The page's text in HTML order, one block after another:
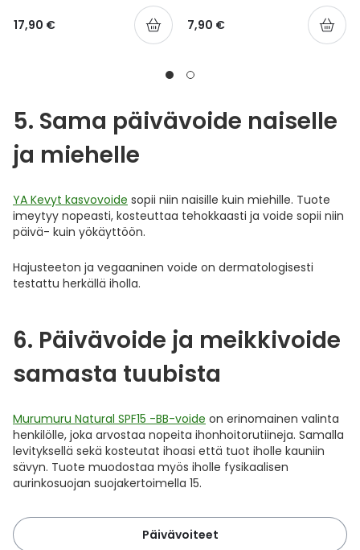
17,90 € 7,90 €
5. Sama päivävoide naiselle
ja miehelle
YA Kevyt kasvovoide sopii niin naisille kuin miehille. Tuote
imeytyy nopeasti, kosteuttaa tehokkaasti ja voide sopii niin
päivä- kuin yökäyttöön.
Hajusteeton ja vegaaninen voide on dermatologisesti
testattu herkällä iholla.
6. Päivävoide ja meikkivoide
samasta tuubista
Murumuru Natural SPF15 -BB-voide on erinomainen valinta
henkilölle, joka arvostaa nopeita ihonhoitorutiineja. Samalla
levityksellä sekä kosteutat ihoasi että tuot iholle kauniin
sävyn. Tuote muodostaa myös iholle fysikaalisen
aurinkosuojan suojakertoimella 15.
Päivävoiteet